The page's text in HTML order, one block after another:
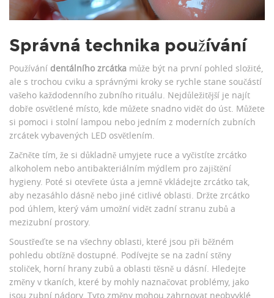
Správná technika používání
Používání dentálního zrcátka může být na první pohled složité,
ale s trochou cviku a správnými kroky se rychle stane součástí
vašeho každodenního zubního rituálu. Nejdůležitější je najít
dobře osvětlené místo, kde můžete snadno vidět do úst. Můžete
si pomoci i stolní lampou nebo jedním z moderních zubních
zrcátek vybavených LED osvětlením.
Začněte tím, že si důkladně umyjete ruce a vyčistíte zrcátko
alkoholem nebo antibakteriálním mýdlem pro zajištění
hygieny. Poté si otevřete ústa a jemně vkládejte zrcátko tak,
aby nezasáhlo dásně nebo jiné citlivé oblasti. Držte zrcátko
pod úhlem, který vám umožní vidět zadní stranu zubů a
mezizubní prostory.
Soustřeďte se na všechny oblasti, které jsou při běžném
pohledu obtížně dostupné. Podívejte se na zadní stěny
stoliček, horní hrany zubů a oblasti těsně u dásní. Hledejte
změny v tkaních, které by mohly naznačovat problémy, jako
jsou zubní nádory. Tyto změny mohou zahrnovat neobvyklé